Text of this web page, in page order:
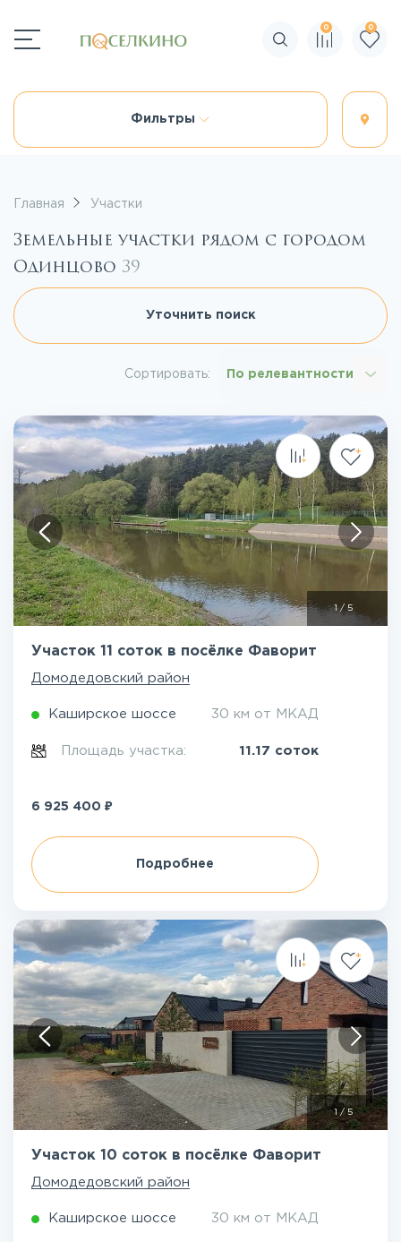
Поиск по сайту
0 0
Фильтры
Главная Участки
Земельные участки рядом с городом
Одинцово 39
Уточнить поиск
Сортировать: По релевантности
1/ 5
Участок 11 соток в посёлке Фаворит
Домодедовский район
Каширское шоссе 30 км от МКАД
Площадь участка: 11.17 соток
6 925 400 ₽
Подробнее
1/5
Участок 10 соток в посёлке Фаворит
Домодедовский район
Каширское шоссе 30 км от МКАД